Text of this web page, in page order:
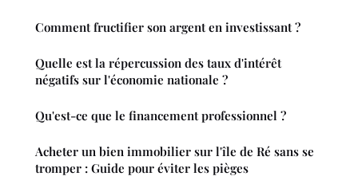
Comment fructifier son argent en investissant ?
Quelle est la répercussion des taux d'intérêt
négatifs sur l'économie nationale ?
Qu'est-ce que le financement professionnel ?
Acheter un bien immobilier sur l'île de Ré sans se
tromper : Guide pour éviter les pièges